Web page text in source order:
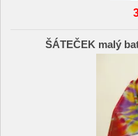
ŠÁTEČEK malý